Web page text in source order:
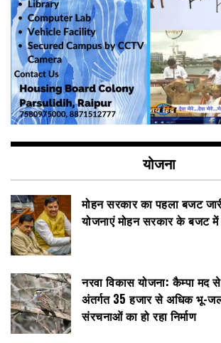
योजना
मोहन सरकार का पहला बजट
योजनाएं मोहन सरकार के बजट में
नरवा विकास योजना: कैम्पा मद
अंतर्गत 35 हजार से अधिक भू-
संरचनाओं का हो रहा निर्माण